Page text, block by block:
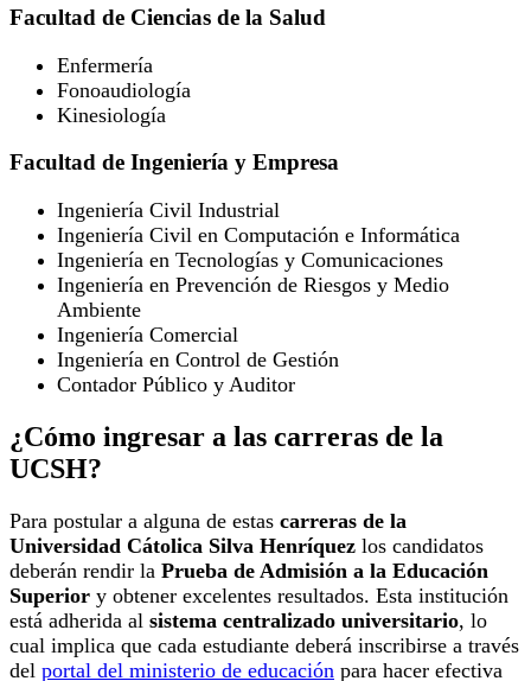
Facultad de Ciencias de la Salud
Enfermería
Fonoaudiología
Kinesiología
Facultad de Ingeniería y Empresa
Ingeniería Civil Industrial
Ingeniería Civil en Computación e Informática
Ingeniería en Tecnologías y Comunicaciones
Ingeniería en Prevención de Riesgos y Medio
Ambiente
Ingeniería Comercial
Ingeniería en Control de Gestión
Contador Público y Auditor
¿Cómo ingresar a las carreras de la
UCSH?
Para postular a alguna de estas carreras de la
Universidad Cátolica Silva Henríquez los candidatos
deberán rendir la Prueba de Admisión a la Educación
Superior y obtener excelentes resultados. Esta institución
está adherida al sistema centralizado universitario, lo
cual implica que cada estudiante deberá inscribirse a través
del portal del ministerio de educación para hacer efectiva